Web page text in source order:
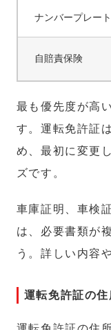
ナンバープレート
自賠責保険
最も優先度が高
す。運転免許証
め、最初に変更
ズです。
車庫証明、車検
は、必要書類が
う。詳しい内容
運転免許証の